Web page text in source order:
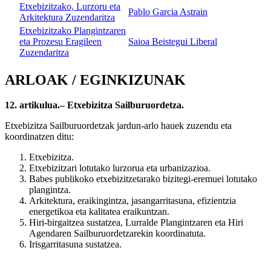
Etxebizitzako, Lurzoru eta
Arkitektura Zuzendaritza
Pablo Garcia Astrain
Etxebizitzako Plangintzaren
eta Prozesu Eragileen
Zuzendaritza
Saioa Beistegui Liberal
ARLOAK / EGINKIZUNAK
12. artikulua.– Etxebizitza Sailburuordetza.
Etxebizitza Sailburuordetzak jardun-arlo hauek zuzendu eta
koordinatzen ditu:
Etxebizitza.
Etxebizitzari lotutako lurzorua eta urbanizazioa.
Babes publikoko etxebizitzetarako bizitegi-eremuei lotutako
plangintza.
Arkitektura, eraikingintza, jasangarritasuna, efizientzia
energetikoa eta kalitatea eraikuntzan.
Hiri-birgaitzea sustatzea, Lurralde Plangintzaren eta Hiri
Agendaren Sailburuordetzarekin koordinatuta.
Irisgarritasuna sustatzea.